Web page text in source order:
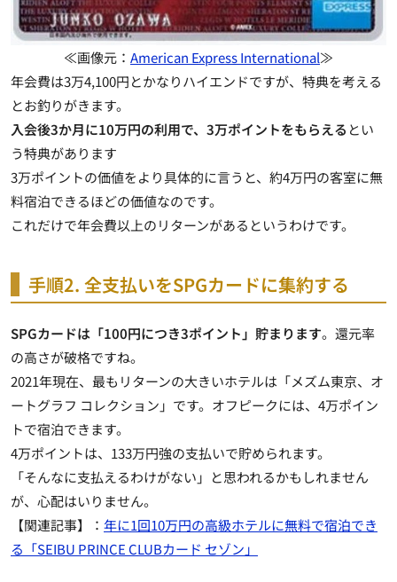
≪画像元： American Express International≫
年会費は3万4,100円とかなりハイエンドですが、特典を考える
とお釣りがきます。
入会後3か月に10万円の利用で、3万ポイントをもらえる とい
う特典があります
3万ポイントの価値をより具体的に言うと、約4万円の客室に無
料宿泊できるほどの価値なのです。
これだけで年会費以上のリターンがあるというわけです。
手順2. 全支払いをSPGカードに集約する
SPGカードは「100円につき3ポイント」貯まります。還元率
の高さが破格ですね。
2021年現在、最もリターンの大きいホテルは 「メズム東京、オ
ートグラフ コレクション」です。オフピークには、4万ポイン
トで宿泊できます。
4万ポイントは、133万円強の支払いで貯められます。
「そんなに支払えるわけがない」と思われるかもしれません
が、心配はいりません。
【関連記事】： 年に1回10万円の高級ホテルに無料で宿泊でき
る「SEIBU PRINCE CLUBカード セゾン」